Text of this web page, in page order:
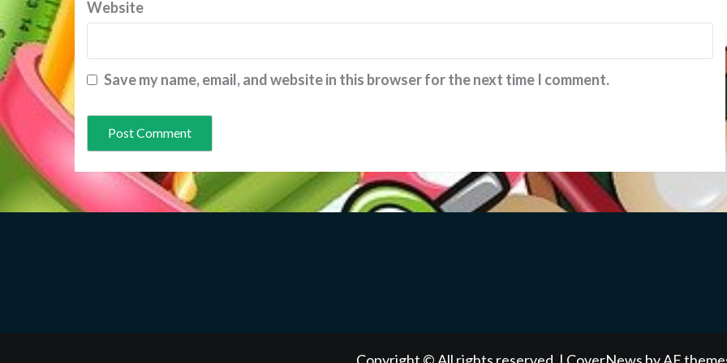
Website
Save my name, email, and website in this browser for the next time I comment.